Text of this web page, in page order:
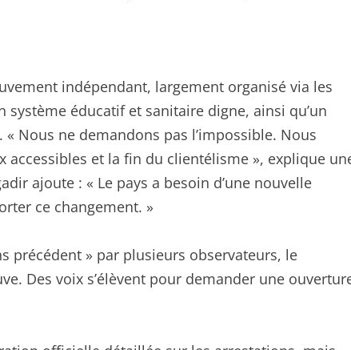
indépendant, largement organisé via les
système éducatif et sanitaire digne, ainsi qu’un
Nous ne demandons pas l’impossible. Nous
et la fin du clientélisme », explique
ajoute : « Le pays a besoin d’une nouvelle
ce changement. »
précédent » par plusieurs observateurs, le
Des voix s’élèvent pour demander une